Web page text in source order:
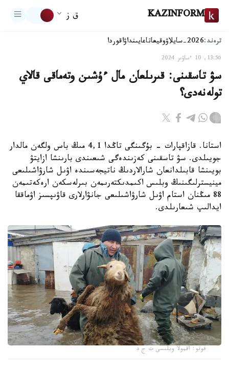
KAZINFORM ق ز
ترەند:2026-سايلاۋ وقيعاتاعايىنداۋاقوردا
13:56, 10 ءساۋىر 2024
سۋ تاسقىنى: قىرىلعان مال ءۇشىن وتەماقى قالاي
تولەنەدى؟
استانا. قازاقپارات - بۇگىنگى تاڭدا 4,1 مىڭ باس ولگەن مالدار
جويىلدى. سۋ تاسقىنى كەزىندەگى شىعىندى بارىنشا ازايتۋ
بويىنشا قابىلدانعان شارالاردىڭ ناتيجەسىندە اۋىل شارۋاشىلىعى
مينيسترلىگىنىڭ وبلىس اكىمدىكتەرىمەن بىرلەسكەن ارەكەتىمەن
88 مىڭنان استام اۋىل شارۋاشىلىعى جانۋارلارى قاۋىپسىز اۋماققا
ايدالىپ شىعارىلدى.
فوتو: اقمولا وبلىسى ت ج د